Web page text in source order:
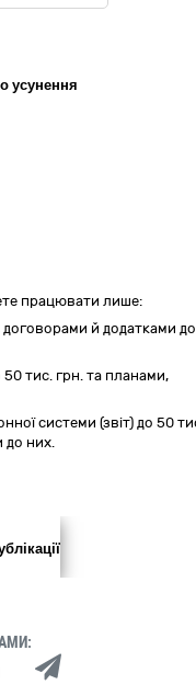
усунення
працювати лише:
й додатками до
тис. грн. та планами,
системи (звіт) до 50
до них.